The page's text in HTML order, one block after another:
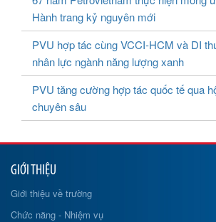
Hành trang kỷ nguyên mới
PVU hợp tác cùng VCCI-HCM và DI
nhân lực ngành năng lượng xanh
PVU tăng cường hợp tác quốc tế qua
chuyên sâu
GIỚI THIỆU
Giới thiệu về trường
Chức năng - Nhiệm vụ